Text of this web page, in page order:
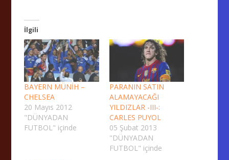
İlgili
BAYERN MÜNİH –
CHELSEA
20 Mayıs 2012
"DÜNYADAN
FUTBOL" içinde
PARANIN SATIN
ALAMAYACAĞI
YILDIZLAR -III-:
CARLES PUYOL
05 Şubat 2013
"DÜNYADAN
FUTBOL" içinde